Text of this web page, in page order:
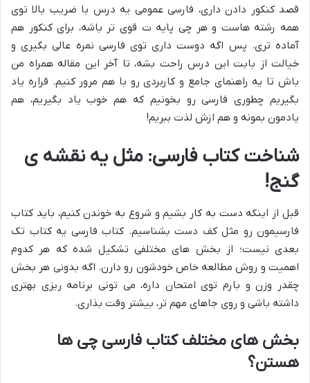
قصد کنکور دادن داری، فارسی عمومی یه درس با ضریب بالا توی
همه رشته هاست و هر چی پایه ت قوی تر باشه، برای کنکور هم
آماده تری. پس اگه دوست داری توی فارسی نمره عالی بگیری و
خیالت از بابت این درس راحت بشه، تا آخر این مقاله همراه من
باش تا یه راهنمای جامع و کاربردی رو با هم مرور کنیم. قراره یاد
بگیریم چطوری فارسی رو بخونیم که هم خوب یاد بگیریم، هم
یادمون بمونه و هم ازش لذت ببریم!
شناخت کتاب فارسی: مثل یه نقشه ی
گنج!
قبل از اینکه دست به کار بشیم و شروع به خوندن کنیم، باید کتاب
فارسیمون رو مثل کف دست بشناسیم. کتاب فارسی یه کتاب تک
بعدی نیست؛ از بخش های مختلفی تشکیل شده که هر کدوم
اهمیت و روش مطالعه خاص خودشون رو دارن. اگه بدونی هر بخش
چقدر وزن و بارم توی امتحان داره، می تونی برنامه ریزی بهتری
داشته باشی و روی جاهای مهم تر، بیشتر وقت بذاری.
بخش های مختلف کتاب فارسی چی ها
هستن؟